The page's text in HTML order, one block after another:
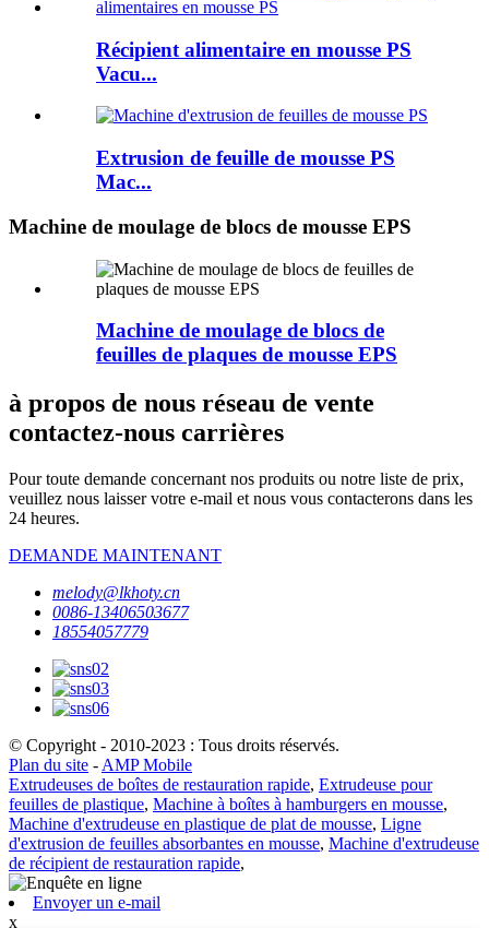
Récipient alimentaire en mousse PS
Vacu...
Extrusion de feuille de mousse PS
Mac...
Machine de moulage de blocs de mousse EPS
Machine de moulage de blocs de
feuilles de plaques de mousse EPS
à propos de nous réseau de vente
contactez-nous carrières
Pour toute demande concernant nos produits ou notre liste de prix,
veuillez nous laisser votre e-mail et nous vous contacterons dans les
24 heures.
DEMANDE MAINTENANT
melody@lkhoty.cn
0086-13406503677
18554057779
© Copyright - 2010-2023 : Tous droits réservés.
Plan du site - AMP Mobile
Extrudeuses de boîtes de restauration rapide, Extrudeuse pour
feuilles de plastique, Machine à boîtes à hamburgers en mousse,
Machine d'extrudeuse en plastique de plat de mousse, Ligne
d'extrusion de feuilles absorbantes en mousse, Machine d'extrudeuse
de récipient de restauration rapide,
Envoyer un e-mail
x